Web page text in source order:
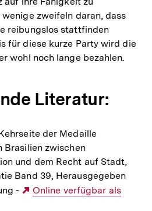
zweifeln daran, dass
reibungslos stattfinden
für diese kurze Party wird die
wohl noch lange bezahlen.
Literatur:
der Medaille
Brasilien zwischen
und dem Recht auf Stadt,
Band 39, Herausgegeben
-
Externer
Online verfügbar als